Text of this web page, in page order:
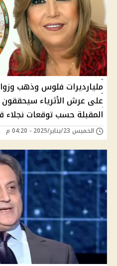
على عرش الأثرياء سيحققون
المقبلة حسب توقعات نجلاء
الخميس 23/يناير/2025 - 04:20 م